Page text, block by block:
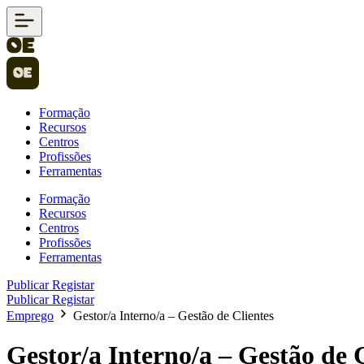
Formação
Recursos
Centros
Profissões
Ferramentas
Formação
Recursos
Centros
Profissões
Ferramentas
PublicarRegistar
PublicarRegistar
Emprego
Gestor/a Interno/a – Gestão de Clientes
Gestor/a Interno/a – Gestão de